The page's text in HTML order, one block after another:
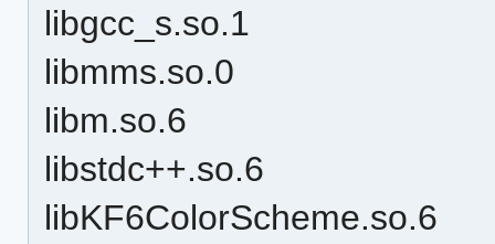
libgcc_s.so.1
libmms.so.0
libm.so.6
libstdc++.so.6
libKF6ColorScheme.so.6